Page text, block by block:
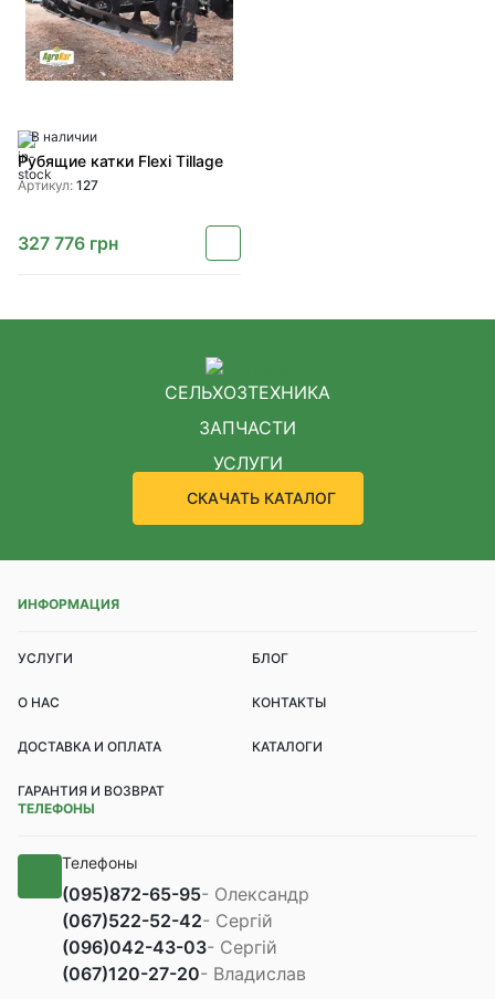
В наличии
Рубящие катки Flexi Tillage
Артикул: 127
327 776 грн
СЕЛЬХОЗТЕХНИКА
ЗАПЧАСТИ
УСЛУГИ
СКАЧАТЬ КАТАЛОГ
ИНФОРМАЦИЯ
УСЛУГИ БЛОГ
О НАС КОНТАКТЫ
ДОСТАВКА И ОПЛАТА КАТАЛОГИ
ГАРАНТИЯ И ВОЗВРАТ
ТЕЛЕФОНЫ
Телефоны
(095)872-65-95- Олександр
(067)522-52-42- Сергій
(096)042-43-03- Сергій
(067)120-27-20- Владислав